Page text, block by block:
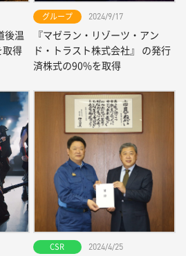
後温
取得
グループ 2024/9/17
『マゼラン・リゾーツ・アン
ド・トラスト株式会社』 の発行
済株式の90%を取得
CSR 2024/4/25